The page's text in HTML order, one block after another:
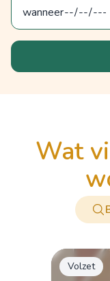
wat vind je van deze
Volzet